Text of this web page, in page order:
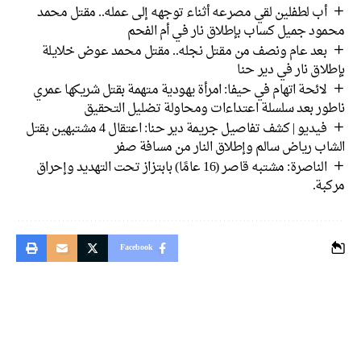
أب لطفلين لقي مصرعه أثناء توجهه إلى عمله.. مقتل محمد
جميل كساب بإطلاق نار في أم الفحم
بعد عام ونصف من مقتل نجله.. مقتل محمد عوض خلايلة
نار في دير حنا
لائحة اتهام في حيفا: امرأة يهودية متهمة بقتل شريكها عمري
بعد سلسلة اعتداءات ومحاولة تضليل التحقيق
فيديو | كشف تفاصيل جريمة دير حنا: اعتقال 4 مشتبهين بقتل
رياض سالم وإطلاق النار من مسافة صفر
الناصرة: مشتبه قاصر (16 عامًا) بابتزاز تحت التهديد وإحراق
Facebook